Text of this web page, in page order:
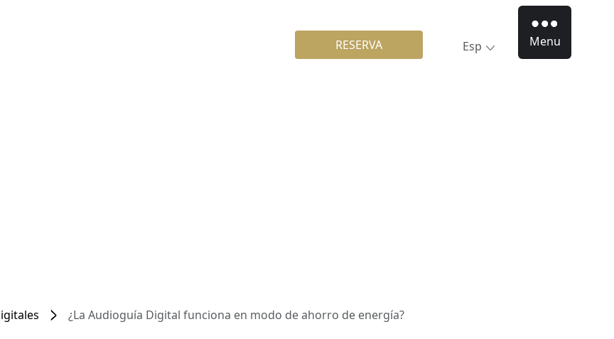
RESERVA Esp Menu
¿La Audioguía Digital funciona en modo de ahorro de energía?